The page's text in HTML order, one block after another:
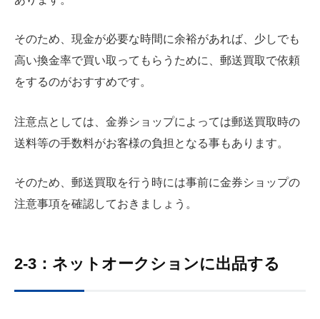
そのため、現金が必要な時間に余裕があれば、少しでも
高い換金率で買い取ってもらうために、郵送買取で依頼
をするのがおすすめです。
注意点としては、金券ショップによっては郵送買取時の
送料等の手数料がお客様の負担となる事もあります。
そのため、郵送買取を行う時には事前に金券ショップの
注意事項を確認しておきましょう。
2-3：ネットオークションに出品する